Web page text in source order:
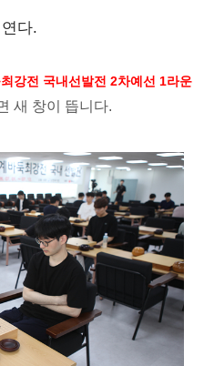
다.
강전 국내선발전 2차예선 1라운
새 창이 뜹니다.